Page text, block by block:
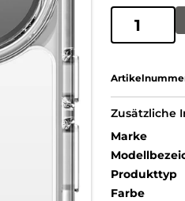
Zusätzliche
Marke
Produkttyp
Farbe